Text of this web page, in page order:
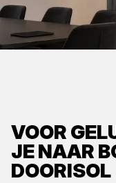
VOOR
JE NAAR
DOORISOL